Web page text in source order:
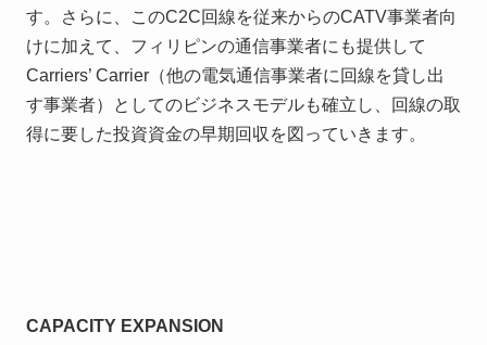
す。さらに、このC2C回線を従来からのCATV事業者向
けに加えて、フィリピンの通信事業者にも提供して
Carriers’ Carrier（他の電気通信事業者に回線を貸し出
す事業者）としてのビジネスモデルも確立し、回線の取
得に要した投資資金の早期回収を図っていきます。
CAPACITY EXPANSION